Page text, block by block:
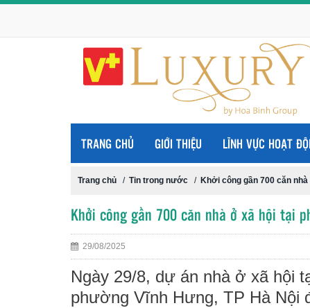
TRANG CHỦ GIỚI THIỆU LĨNH VỰC HOẠT
Trang chủ / Tin trong nước / Khởi công gần 700 căn
Khởi công gần 700 căn nhà ở xã hội tại
29/08/2025
Ngày 29/8, dự án nhà ở xã hội
phường Vĩnh Hưng, TP Hà Nội